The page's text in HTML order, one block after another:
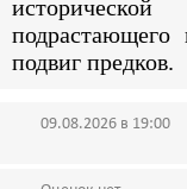
подрастающего
подвиг предков.
09.08.2026 в 19:00